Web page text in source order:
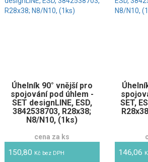
Úhelník 90° vnější pro
spojování pod úhlem -
SET designLINE, ESD,
3842538703, R28x38;
N8/N10, (1ks)
cena za ks
150,80 Kč bez DPH
SET,
146,06